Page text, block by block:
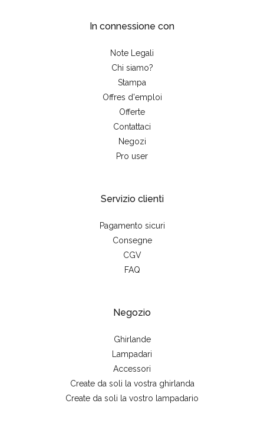
In connessione con
Note Legali
Chi siamo?
Stampa
Offres d'emploi
Offerte
Contattaci
Negozi
Pro user
Servizio clienti
Pagamento sicuri
Consegne
CGV
FAQ
Negozio
Ghirlande
Lampadari
Accessori
Create da soli la vostra ghirlanda
Create da soli la vostro lampadario